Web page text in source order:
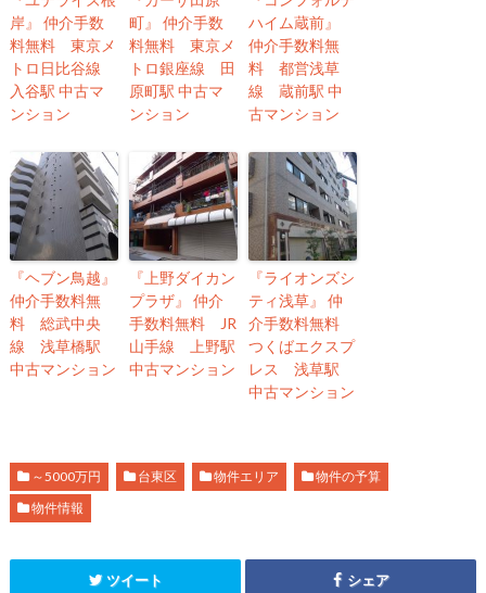
岸』 仲介手数
料無料 東京メ
トロ日比谷線
入谷駅 中古マ
ンション
町』 仲介手数
料無料 東京メ
トロ銀座線 田
原町駅 中古マ
ンション
ハイム蔵前』
仲介手数料無
料 都営浅草
線 蔵前駅 中
古マンション
『ヘブン鳥越』
仲介手数料無
料 総武中央
線 浅草橋駅
中古マンション
『上野ダイカン
プラザ』 仲介
手数料無料 JR
山手線 上野駅
中古マンション
『ライオンズシ
ティ浅草』 仲
介手数料無料
つくばエクスプ
レス 浅草駅
中古マンション
～5000万円 台東区 物件エリア
物件の予算
物件情報
ツイート シェア